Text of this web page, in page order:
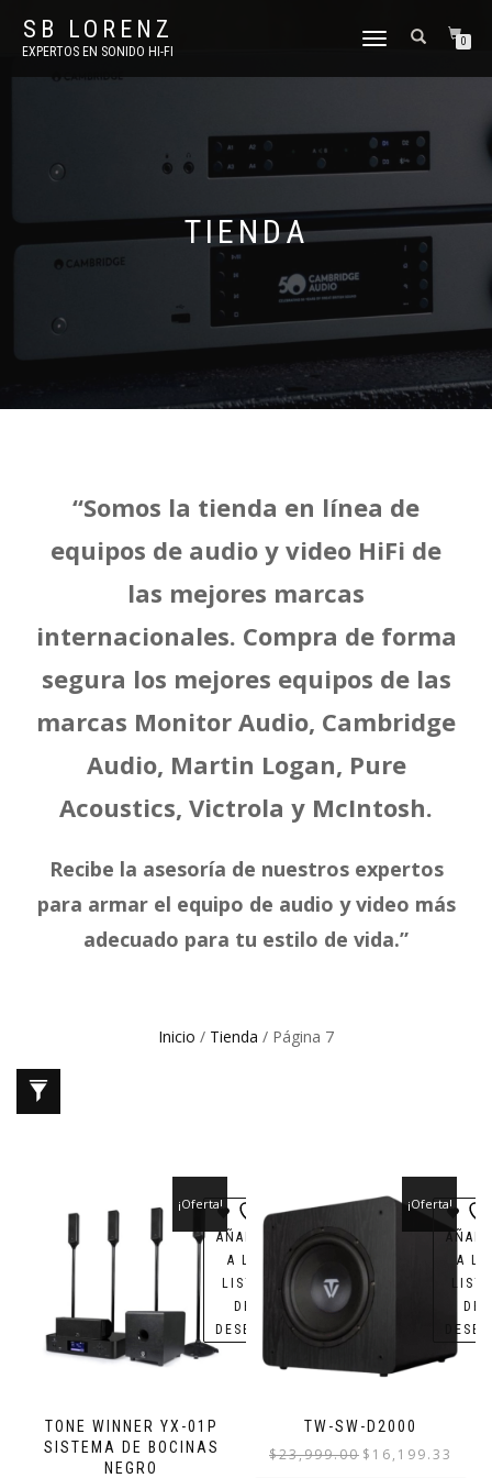
SB LORENZ
EXPERTOS EN SONIDO HI-FI
TOGGLE
0
TIENDA
“Somos la tienda en línea de
equipos de audio y video HiFi de
las mejores marcas
internacionales. Compra de forma
segura los mejores equipos de las
marcas Monitor Audio, Cambridge
Audio, Martin Logan, Pure
Acoustics, Victrola y McIntosh.
Recibe la asesoría de nuestros expertos
para armar el equipo de audio y video más
adecuado para tu estilo de vida.”
Inicio / Tienda / Página 7
TONE WINNER YX-01P
SISTEMA DE BOCINAS
NEGRO
¡Oferta!
AÑADIR
A LA
LISTA
DE
DESEOS
TW-SW-D2000
¡Oferta!
$23,999.00 El
precio
$ 16,199.33
precio
A LA
LISTA
DE